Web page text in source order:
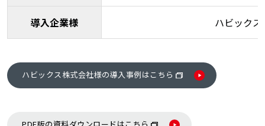
導入企業様 ハビック
ハビックス株式会社様の導入事例はこちら